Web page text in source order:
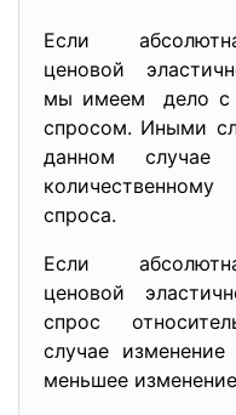
Если
ценовой
мы имеем дело с
спросом. Иными
данном случае
спроса.
Если
ценовой
спрос
случае
меньшее